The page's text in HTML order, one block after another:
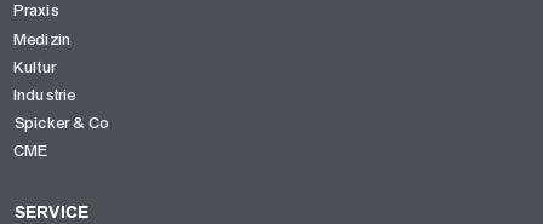
Praxis
Medizin
Kultur
Industrie
Spicker & Co
CME
SERVICE